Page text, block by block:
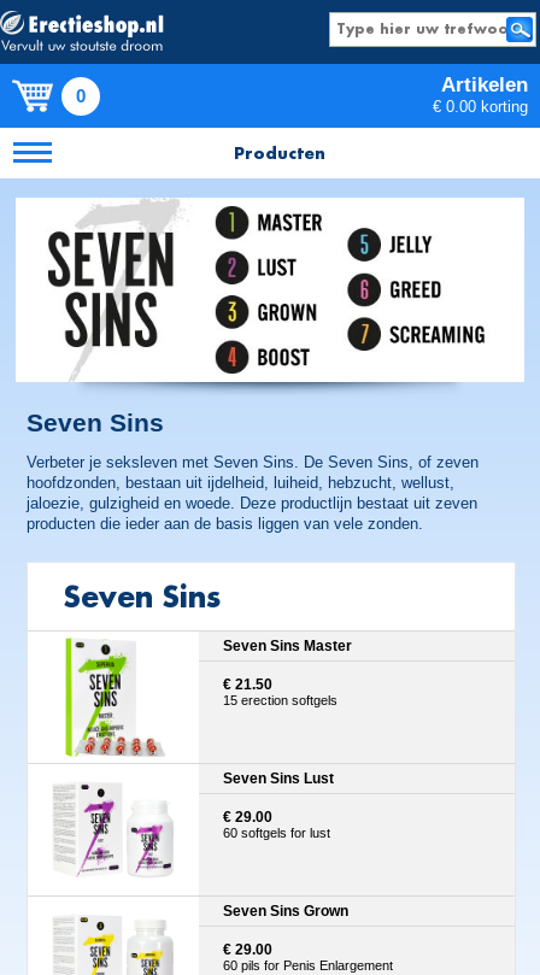
0 Artikelen
€ 0.00 korting
Producten
Seven Sins
Verbeter je seksleven met Seven Sins. De Seven Sins, of zeven
hoofdzonden, bestaan uit ijdelheid, luiheid, hebzucht, wellust,
jaloezie, gulzigheid en woede. Deze productlijn bestaat uit zeven
producten die ieder aan de basis liggen van vele zonden.
Seven Sins
Seven Sins Master
€ 21.50
15 erection softgels
Seven Sins Lust
€ 29.00
60 softgels for lust
Seven Sins Grown
€ 29.00
60 pils for Penis Enlargement